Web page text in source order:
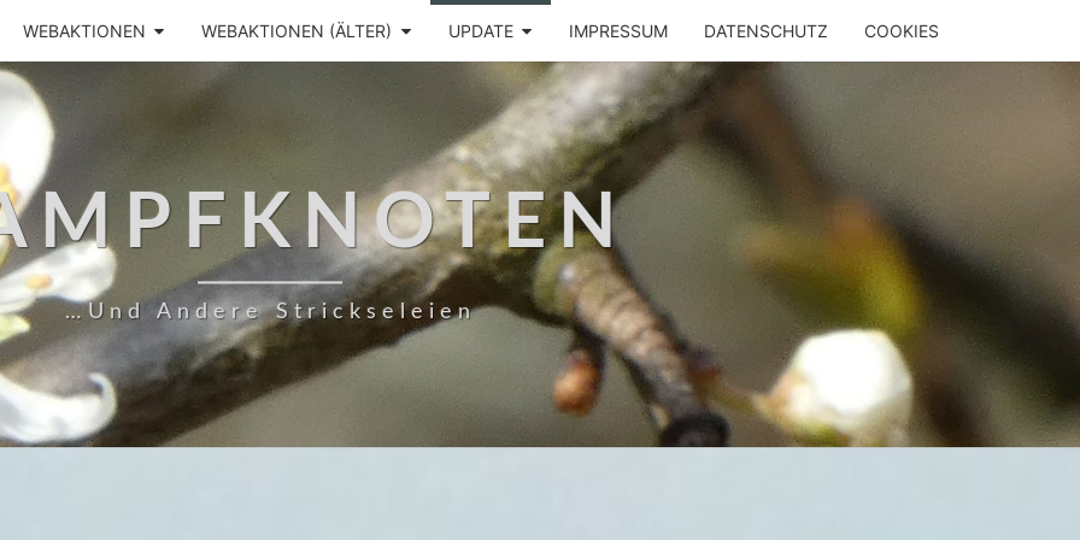
WEBAKTIONEN WEBAKTIONEN (ÄLTER) UPDATE IMPRESSUM DATENSCHUTZ COOKIES
…und Andere Strickseleien